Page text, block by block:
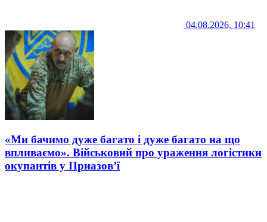
04.08.2026, 10:41
«Ми бачимо дуже багато і дуже багато на що
впливаємо». Військовий про ураження логістики
окупантів у Приазов’ї